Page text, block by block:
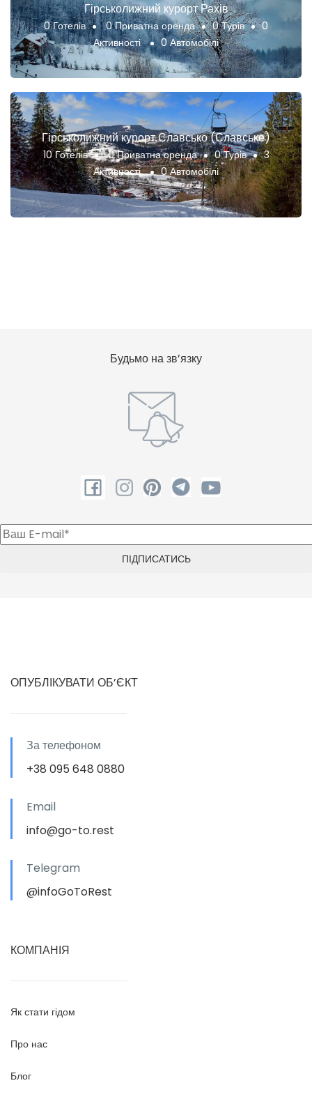
Гірськолижний курорт Рахів
0 Готелів 0 Приватна оренда 0 Турів
0
Активності
0 Автомобілі
Гірськолижний курорт Славсько (Славське)
10 Готелів 0 Приватна оренда 0 Турів
3
Активності
0 Автомобілі
Будьмо на зв’язку
ОПУБЛІКУВАТИ ОБ’ЄКТ
За телефоном
+38 095 648 0880
Email
info@go-to.rest
Telegram
@infoGoToRest
КОМПАНІЯ
Як стати гідом
Про нас
Блог